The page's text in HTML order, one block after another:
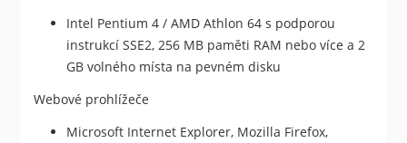
Intel Pentium 4 / AMD Athlon 64 s podporou
instrukcí SSE2, 256 MB paměti RAM nebo více a 2
GB volného místa na pevném disku
Webové prohlížeče
Microsoft Internet Explorer, Mozilla Firefox,